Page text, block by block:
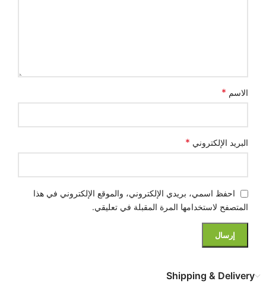
الاسم *
البريد الإلكتروني *
احفظ اسمي، بريدي الإلكتروني، والموقع الإلكتروني في هذا
المتصفح لاستخدامها المرة المقبلة في تعليقي.
Shipping & Delivery